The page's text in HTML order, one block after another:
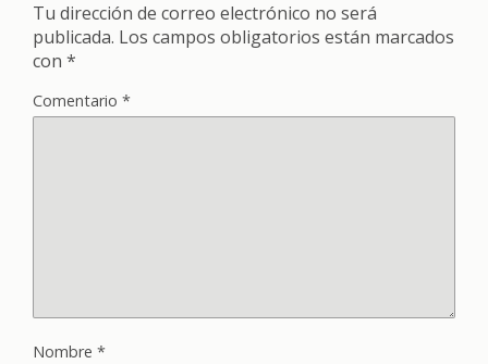
Tu dirección de correo electrónico no será
publicada. Los campos obligatorios están marcados
con *
Comentario *
Nombre *